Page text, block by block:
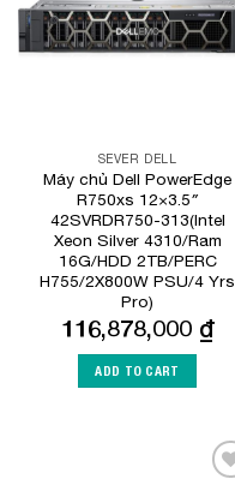
SEVER DELL
Máy chủ Dell PowerEdge
R750xs 12×3.5″
42SVRDR750-313(Intel
Xeon Silver 4310/Ram
16G/HDD 2TB/PERC
H755/2X800W PSU/4 Yrs
Pro)
116,878,000 ₫
ADD TO CART